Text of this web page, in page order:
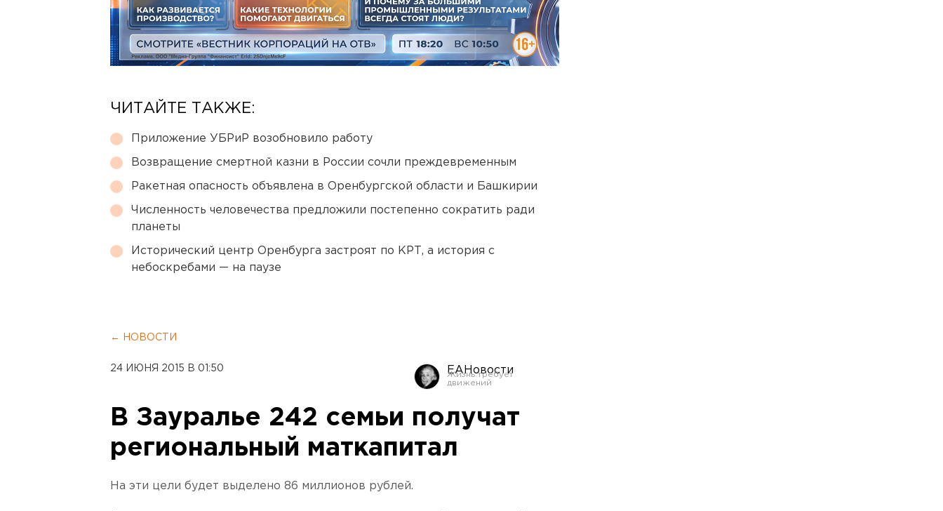
ЧИТАЙТЕ ТАКЖЕ:
Приложение УБРиР возобновило работу
Возвращение смертной казни в России сочли преждевременным
Ракетная опасность объявлена в Оренбургской области и Башкирии
Численность человечества предложили постепенно сократить ради
планеты
Исторический центр Оренбурга застроят по КРТ, а история с
небоскребами — на паузе
← НОВОСТИ
24 ИЮНЯ 2015 В 01:50 ЕАНовости
В Зауралье 242 семьи получат
региональный маткапитал
На эти цели будет выделено 86 миллионов рублей.